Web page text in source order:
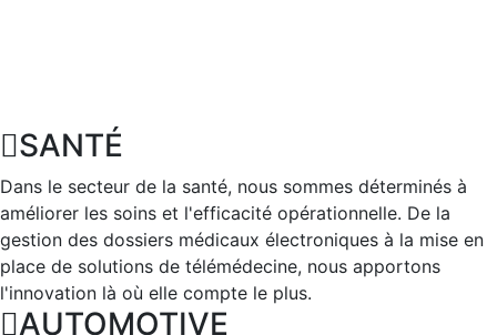
SANTÉ
Dans le secteur de la santé, nous sommes déterminés à
améliorer les soins et l'efficacité opérationnelle. De la
gestion des dossiers médicaux électroniques à la mise en
place de solutions de télémédecine, nous apportons
l'innovation là où elle compte le plus.
AUTOMOTIVE